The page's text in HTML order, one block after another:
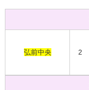
弘前中央 2